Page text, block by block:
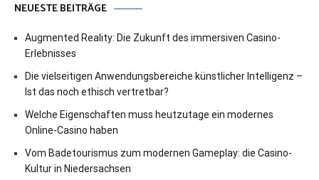
NEUESTE BEITRÄGE
Augmented Reality: Die Zukunft des immersiven Casino-
Erlebnisses
Die vielseitigen Anwendungsbereiche künstlicher Intelligenz –
Ist das noch ethisch vertretbar?
Welche Eigenschaften muss heutzutage ein modernes
Online-Casino haben
Vom Badetourismus zum modernen Gameplay: die Casino-
Kultur in Niedersachsen